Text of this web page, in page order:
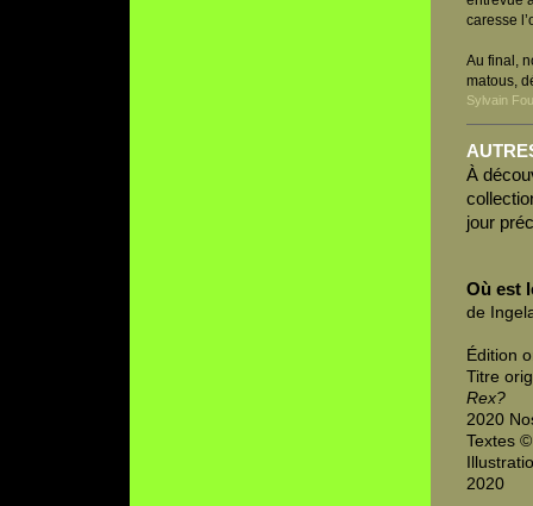
caresse
Au final,
matous,
Sylvain
À
jour
Où est
de
Édition
Titre
Rex?
2020
Textes
2020